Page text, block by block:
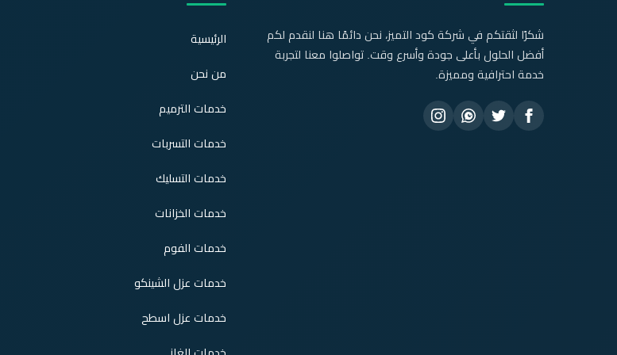
شكرًا لثقتكم في شركة كود التميز، نحن دائمًا هنا لنقدم لكم
أفضل الحلول بأعلى جودة وأسرع وقت. تواصلوا معنا لتجربة
خدمة احترافية ومميزة.
الرئيسية
من نحن
خدمات الترميم
خدمات التسربات
خدمات التسليك
خدمات الخزانات
خدمات الفوم
خدمات عزل الشينكو
خدمات عزل اسطح